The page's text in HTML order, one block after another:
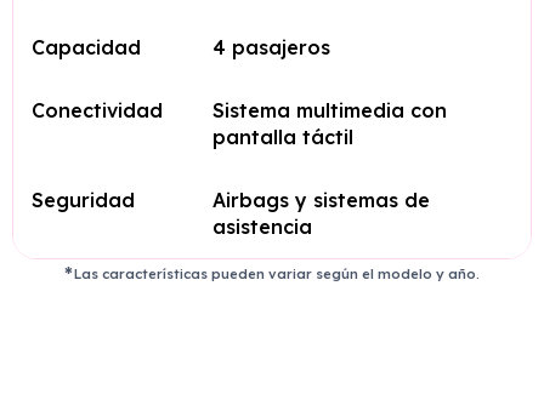
Capacidad 4 pasajeros
Conectividad
Sistema multimedia con
pantalla táctil
Seguridad
Airbags y sistemas de
asistencia
Las características pueden variar según el modelo y año.